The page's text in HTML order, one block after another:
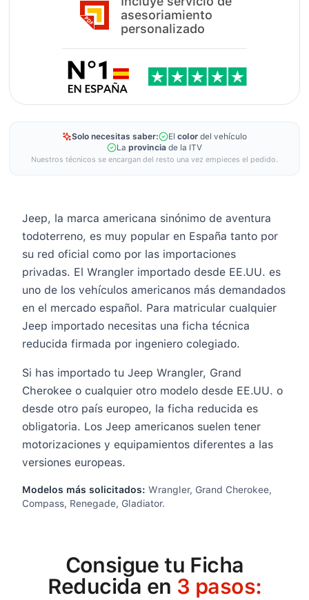
asesoriamiento
personalizado
Solo necesitas saber: El color del vehículo
La provincia de la ITV
Nuestros técnicos se encargan del resto una vez empieces el pedido.
Jeep, la marca americana sinónimo de aventura
todoterreno, es muy popular en España tanto por
su red oficial como por las importaciones
privadas. El Wrangler importado desde EE.UU. es
uno de los vehículos americanos más demandados
en el mercado español. Para matricular cualquier
Jeep importado necesitas una ficha técnica
reducida firmada por ingeniero colegiado.
Si has importado tu Jeep Wrangler, Grand
Cherokee o cualquier otro modelo desde EE.UU. o
desde otro país europeo, la ficha reducida es
obligatoria. Los Jeep americanos suelen tener
motorizaciones y equipamientos diferentes a las
versiones europeas.
Modelos más solicitados: Wrangler, Grand Cherokee,
Compass, Renegade, Gladiator.
Consigue tu Ficha
Reducida en 3 pasos: